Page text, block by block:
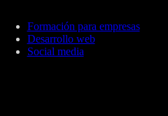
Formación para empresas
Desarrollo web
Social media